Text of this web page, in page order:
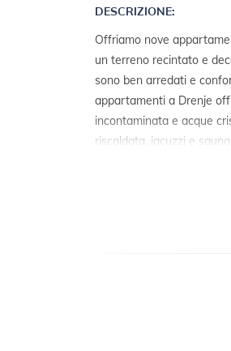
DESCRIZIONE:
Offriamo nove
un terreno recintato e
sono ben arredati e
appartamenti a Drenje
incontaminata e acque
riscaldata, jacuzzi e sauna.